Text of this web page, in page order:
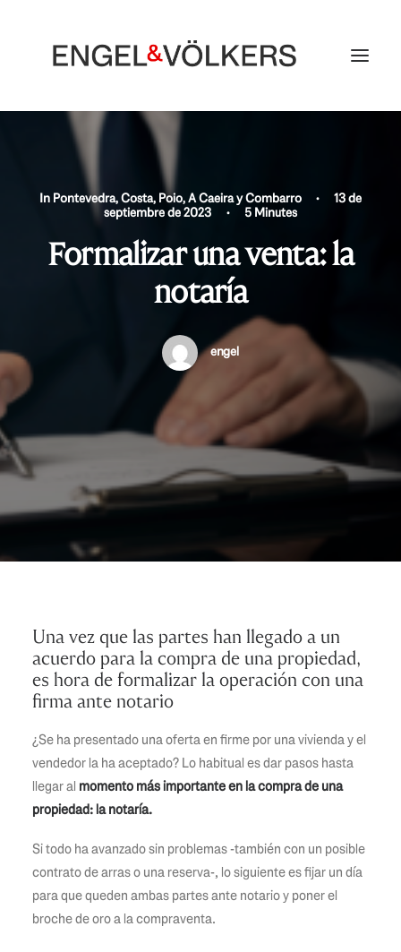
In Pontevedra,Costa, Poio, A Caeira y Combarro •
13 de
septiembre de 2023
• 5 Minutes
Formalizar una venta: la
notaría
engel
Una vez que las partes han llegado a un
acuerdo para la compra de una propiedad,
es hora de formalizar la operación con una
firma ante notario
¿Se ha presentado una oferta en firme por una vivienda y el
vendedor la ha aceptado? Lo habitual es dar pasos hasta
llegar al momento más importante en la compra de una
propiedad: la notaría.
Si todo ha avanzado sin problemas -también con un posible
contrato de arras o una reserva-, lo siguiente es fijar un día
para que queden ambas partes ante notario y poner el
broche de oro a la compraventa.